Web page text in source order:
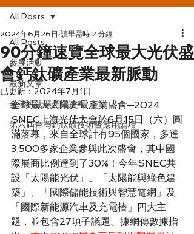
All Posts
參展活動
最新文章
全球鈣鈦礦產業速報
第六屆台灣鈣鈦礦技術暨應用論壇
All Posts
90分鐘速覽全球最大光伏盛
會鈣鈦礦產業最新脈動
2024年6月26日 讀畢需時 2 分鐘
已更新： 2024年7月1日
全球最大太陽光電產業盛會─2024
SNEC上海光伏大會於6月15日（六）圓
滿落幕，來自全球計有95個國家，多達
3,500多家企業參與此次盛會，其中國
際展商比例達到了30%！今年SNEC共
設「太陽能光伏」、「太陽能與綠色建
築」、「國際儲能技術與智慧電網」及
「國際新能源汽車及充電樁」四大主
題，並包含27項子議題。據網傳數據指